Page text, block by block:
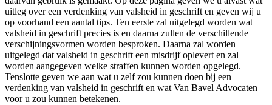
uitleg over een verdenking van valsheid in geschrift en geven wij u
op voorhand een aantal tips. Ten eerste zal uitgelegd worden wat
valsheid in geschrift precies is en daarna zullen de verschillende
verschijningsvormen worden besproken. Daarna zal worden
uitgelegd dat valsheid in geschrift een misdrijf oplevert en zal
worden aangegeven welke straffen kunnen worden opgelegd.
Tenslotte geven we aan wat u zelf zou kunnen doen bij een
verdenking van valsheid in geschrift en wat Van Bavel Advocaten
voor u zou kunnen betekenen.